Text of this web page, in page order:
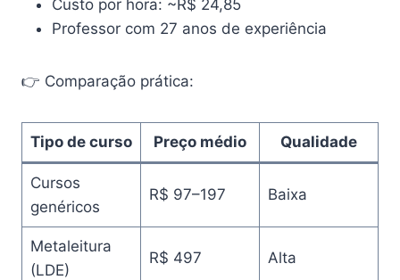
Custo por hora: ~R$ 24,85
Professor com 27 anos de experiência
👉 Comparação prática:
Tipo de curso Preço médio Qualidade
Cursos
genéricos
R$ 97–197 Baixa
Metaleitura
(LDE)
R$ 497 Alta